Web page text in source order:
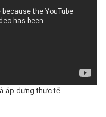
áp dựng thực tế